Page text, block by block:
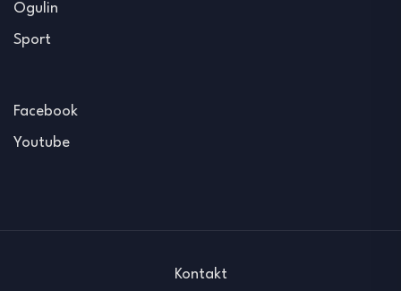
Ogulin
Sport
Facebook
Youtube
Kontakt